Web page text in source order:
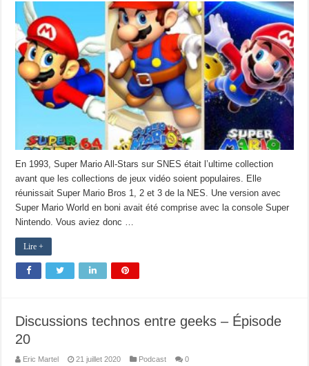
En 1993, Super Mario All-Stars sur SNES était l’ultime collection
avant que les collections de jeux vidéo soient populaires. Elle
réunissait Super Mario Bros 1, 2 et 3 de la NES. Une version avec
Super Mario World en boni avait été comprise avec la console Super
Nintendo. Vous aviez donc …
Lire +
Discussions technos entre geeks – Épisode
20
Eric Martel 21 juillet 2020 Podcast 0